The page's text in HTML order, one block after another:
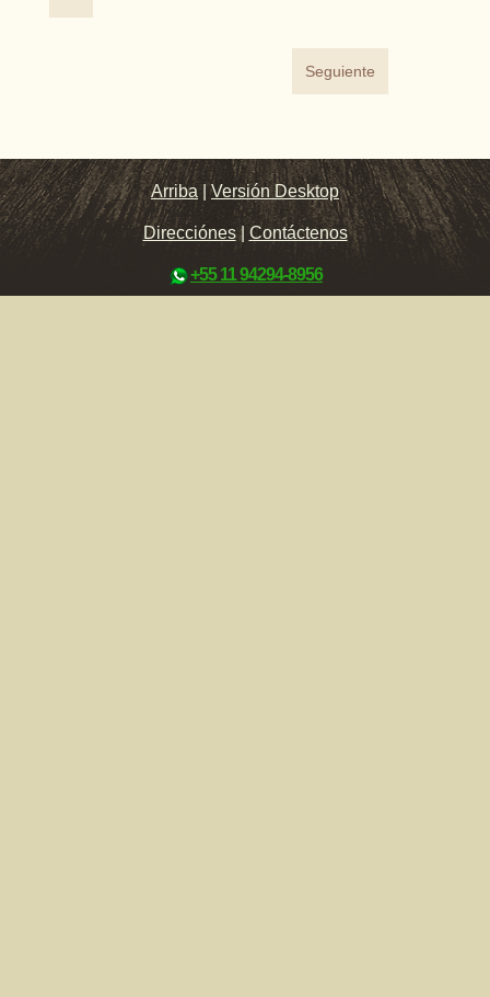
Seguiente
Arriba |Versión Desktop
Direcciónes| Contáctenos
+55 11 94294-8956